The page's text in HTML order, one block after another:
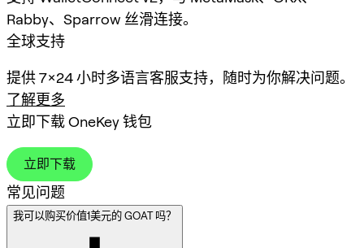
Rabby、Sparrow 丝滑连接。
全球支持
提供 7×24 小时多语言客服支持，随时为你解决问题。
了解更多
立即下载 OneKey 钱包
立即下载
常见问题
我可以购买价值1美元的 GOAT 吗？